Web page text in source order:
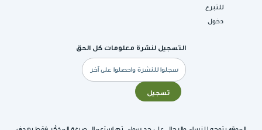
للتبرع
دخول
التسجيل لنشرة معلومات كل الحق
البريد
الإلكتروني
تسجيل